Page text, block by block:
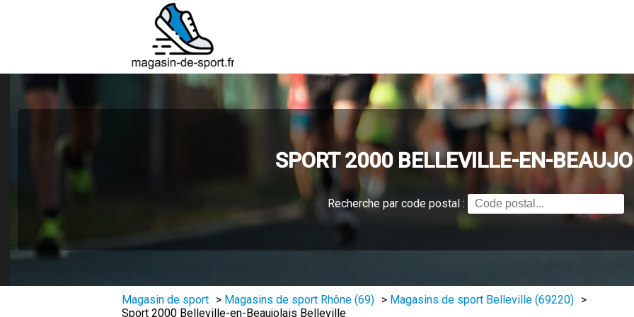
SPORT 2000 BELLEVILLE-EN-
Recherche par code postal :
Magasin de sport > Magasins de sport Rhône (69) > Magasins de sport Belleville (69220) >
Sport 2000 Belleville-en-Beaujolais Belleville